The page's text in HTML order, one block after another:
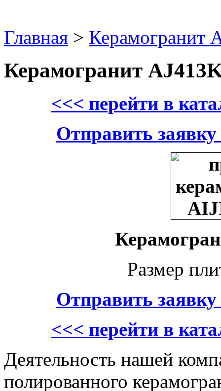
Главная > Керамогранит
Керамогранит
<<< перейти в
Отправить
Размер
Отправить
<<< перейти в
Деятельность нашей
полированного